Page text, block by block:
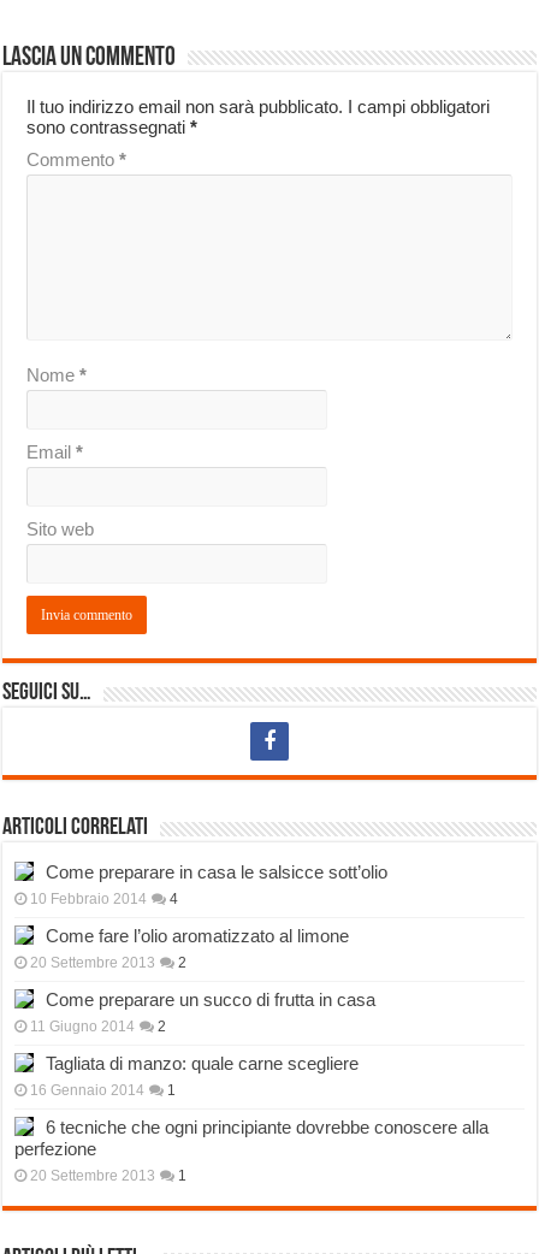
Lascia un commento
Il tuo indirizzo email non sarà pubblicato. I campi obbligatori
sono contrassegnati*
Commento*
Nome*
Email*
Sito web
Seguici su…
Articoli correlati
Come preparare in casa le salsicce sott’olio
10 Febbraio 2014 4
Come fare l’olio aromatizzato al limone
20 Settembre 2013 2
Come preparare un succo di frutta in casa
11 Giugno 2014 2
Tagliata di manzo: quale carne scegliere
16 Gennaio 2014 1
6 tecniche che ogni principiante dovrebbe conoscere alla
perfezione
20 Settembre 2013 1